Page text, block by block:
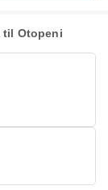
til Otopeni